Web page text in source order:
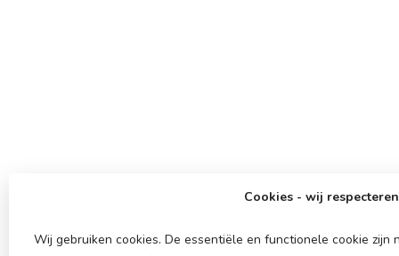
Cookies - wij
Wij gebruiken cookies. De essentiële en functionele cookie